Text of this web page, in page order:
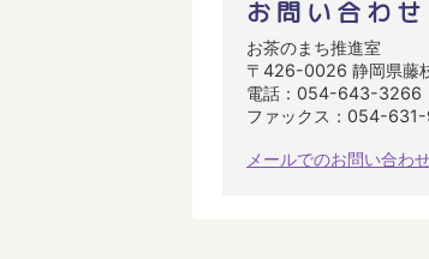
お問い合わせ
お茶のまち推進室
〒426-0026 静岡県藤
電話：054-643-3266
ファックス：054-
メールでのお問い合わ